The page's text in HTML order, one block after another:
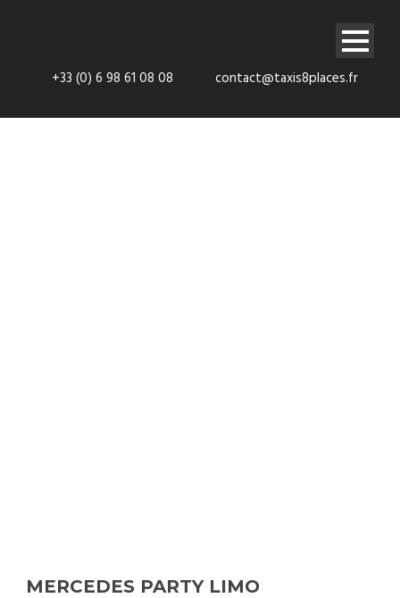
+33 (0) 6 98 61 08 08 contact@taxis8places.fr
MERCEDES PARTY LIMO